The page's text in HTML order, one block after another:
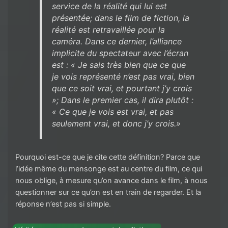
service de la réalité qui lui est
présentée; dans le film de fiction, la
réalité est retravaillée pour la
caméra. Dans ce dernier, l’alliance
implicite du spectateur avec l’écran
est : « Je sais très bien que ce que
je vois représenté n’est pas vrai, bien
que ce soit vrai, et pourtant j’y crois
»; Dans le premier cas, il dira plutôt :
« Ce que je vois est vrai, et pas
seulement vrai, et donc j’y crois.»
Pourquoi est-ce que je cite cette définition? Parce que
l’idée même du mensonge est au centre du film, ce qui
nous oblige, à mesure qu’on avance dans le film, à nous
questionner sur ce qu’on est en train de regarder. Et la
réponse n’est pas si simple.